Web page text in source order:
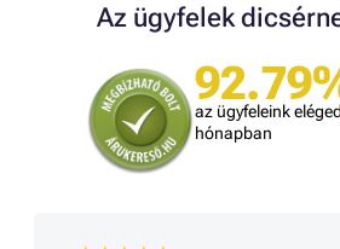
Az ügyfelek
az ügyfeleink
hónapban